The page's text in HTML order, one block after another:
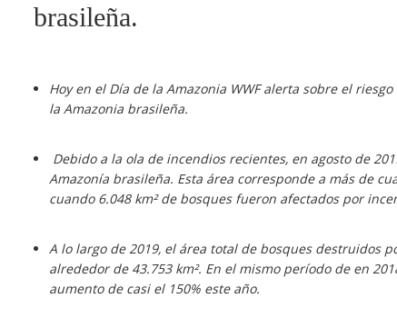
brasileña.
Hoy en el Día de la Amazonia WWF alerta sobre el
la Amazonia brasileña.
Debido a la ola de incendios recientes, en agosto de
Amazonía brasileña. Esta área corresponde a más de
cuando 6.048 km² de bosques fueron afectados por
A lo largo de 2019, el área total de bosques destruidos
alrededor de 43.753 km². En el mismo período de en
aumento de casi el 150% este año.